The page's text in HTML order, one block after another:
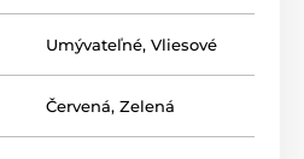
typy tapiet (v cm – šírka x
Umývateľné, Vliesové
Červená, Zelená